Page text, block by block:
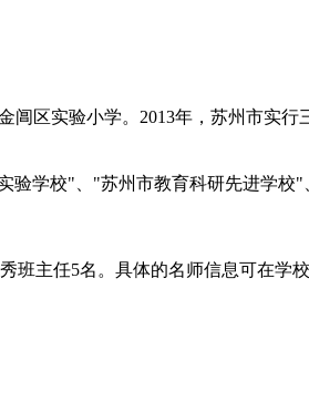
区实验小学。2013年，苏州市实行
学校"、"苏州市教育科研先进学校"
主任5名。具体的名师信息可在学校